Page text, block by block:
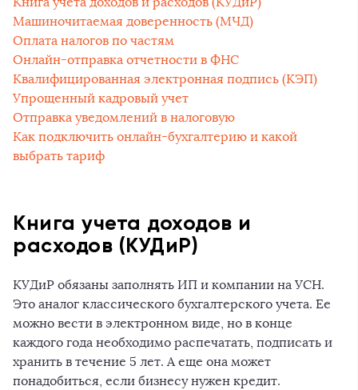
Машиночитаемая доверенность (МЧД)
Оплата налогов по частям
Онлайн-отправка отчетности в ФНС
Квалифицированная электронная подпись (КЭП)
Упрощенный кадровый учет
Отправка уведомлений в налоговую
Как подключить онлайн-бухгалтерию и какой
выбрать тариф
Книга учета доходов и
расходов (КУДиР)
КУДиР обязаны заполнять ИП и компании на УСН.
Это аналог классического бухгалтерского учета. Ее
можно вести в электронном виде, но в конце
каждого года необходимо распечатать, подписать и
хранить в течение 5 лет. А еще она может
понадобиться, если бизнесу нужен кредит.